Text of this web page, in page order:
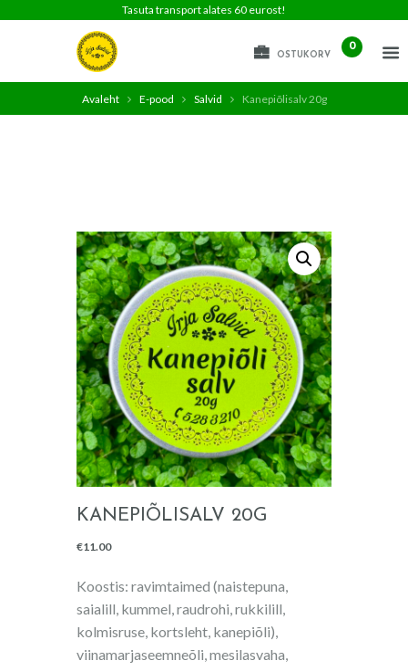
Tasuta transport alates 60 eurost!
OSTUKORV
0
Avaleht E-pood Salvid Kanepiõlisalv 20g
KANEPIÕLISALV 20G
€11.00
Koostis: ravimtaimed (naistepuna,
saialill, kummel, raudrohi, rukkilill,
kolmisruse, kortsleht, kanepiõli),
viinamarjaseemneõli, mesilasvaha,